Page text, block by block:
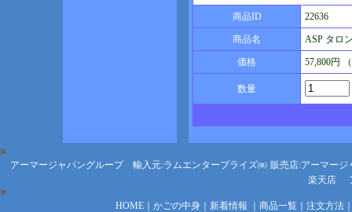
商品ID 22636
商品名 ASP タロ
価格 57,800円
数量
アーマージャパングループ 輸入元:ラムエンタープライズ㈱ 販売店:アーマージ
楽天店
HOME｜ かごの中身｜ 新着情報 商品一覧｜ 注文方法